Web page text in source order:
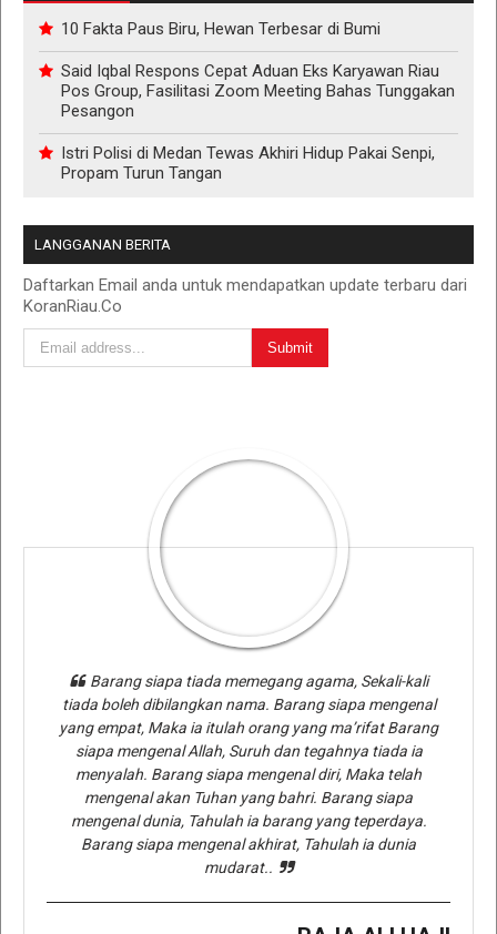
10 Fakta Paus Biru, Hewan Terbesar di Bumi
Said Iqbal Respons Cepat Aduan Eks Karyawan Riau
Pos Group, Fasilitasi Zoom Meeting Bahas Tunggakan
Pesangon
Istri Polisi di Medan Tewas Akhiri Hidup Pakai Senpi,
Propam Turun Tangan
LANGGANAN BERITA
Daftarkan Email anda untuk mendapatkan update terbaru dari
KoranRiau.Co
Barang siapa tiada memegang agama, Sekali-kali
tiada boleh dibilangkan nama. Barang siapa mengenal
yang empat, Maka ia itulah orang yang ma’rifat Barang
siapa mengenal Allah, Suruh dan tegahnya tiada ia
menyalah. Barang siapa mengenal diri, Maka telah
mengenal akan Tuhan yang bahri. Barang siapa
mengenal dunia, Tahulah ia barang yang teperdaya.
Barang siapa mengenal akhirat, Tahulah ia dunia
mudarat..